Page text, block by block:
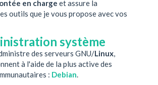
en charge et assure la
outils que je vous propose avec vos
système
des serveurs GNU/Linux
à l'aide de la plus active des
: Debian